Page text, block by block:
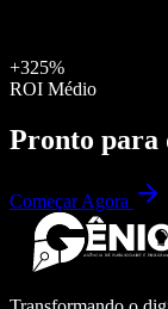
+325%
ROI Médio
Pronto para
Começar Agora